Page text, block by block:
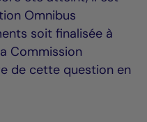
Omnibus
soit finalisée à
Commission
de cette question en